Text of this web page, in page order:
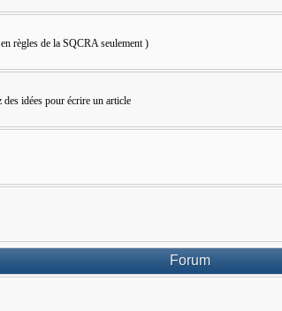
règles de la SQCRA seulement )
idées pour écrire un article
Forum